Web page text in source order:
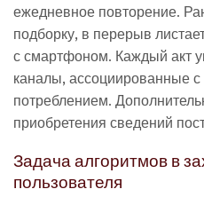
ежедневное повторение.
подборку, в перерыв
с смартфоном. Каждый акт
каналы, ассоциированные
потреблением.
приобретения сведений
Задача алгоритмов в
пользователя